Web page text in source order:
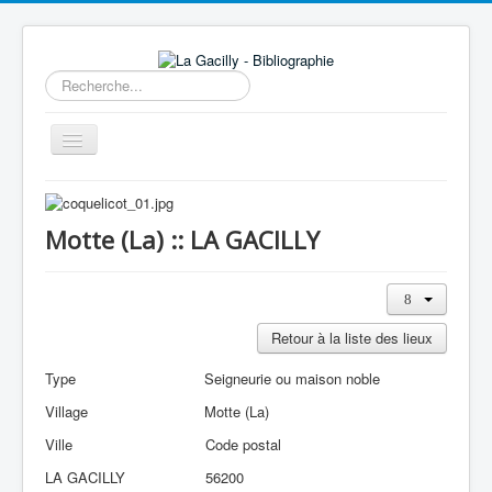
Rechercher
Basculer
la
Accueil
14e au 18e siècle
Aide
Contactez-nous
A propos
Motte (La) :: LA GACILLY
Retour à la liste des lieux
Type
Seigneurie ou maison noble
Village
Motte (La)
Ville
LA GACILLY
Code postal
56200